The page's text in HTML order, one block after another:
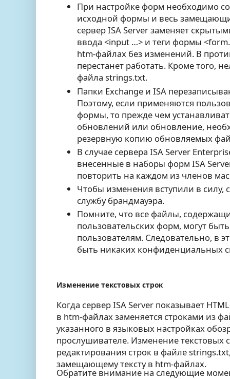
При настройке форм необходимо
исходной формы и весь
сервер ISA Server заменяет
ввода <input …> и теги формы
htm-файлах без изменений. В
перестанет работать. Кроме того,
файла strings.txt.
Папки Exchange и ISA
Поэтому, если применяются
формы, то прежде чем
обновлений или обновление,
резервную копию обновляемых
В случае сервера ISA Server
внесенные в наборы форм ISA
повторить на каждом из членов
Чтобы изменения вступили в силу,
службу брандмауэра.
Помните, что все файлы,
пользовательских форм, могут
пользователям. Следовательно, в
быть никаких конфиденциальных
Изменение текстовых строк
Когда сервер ISA Server показывает
в htm-файлах заменяется строками из
указанного в языковых настройках
прослушивателе. Изменение текстовых
редактирования строк в файле
замещающему тексту в htm-файлах.
Обратите внимание на следующие